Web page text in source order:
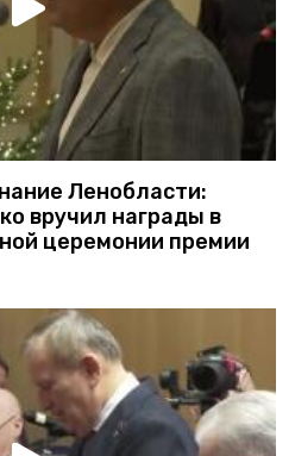
Ленобласти:
вручил награды в
церемонии премии